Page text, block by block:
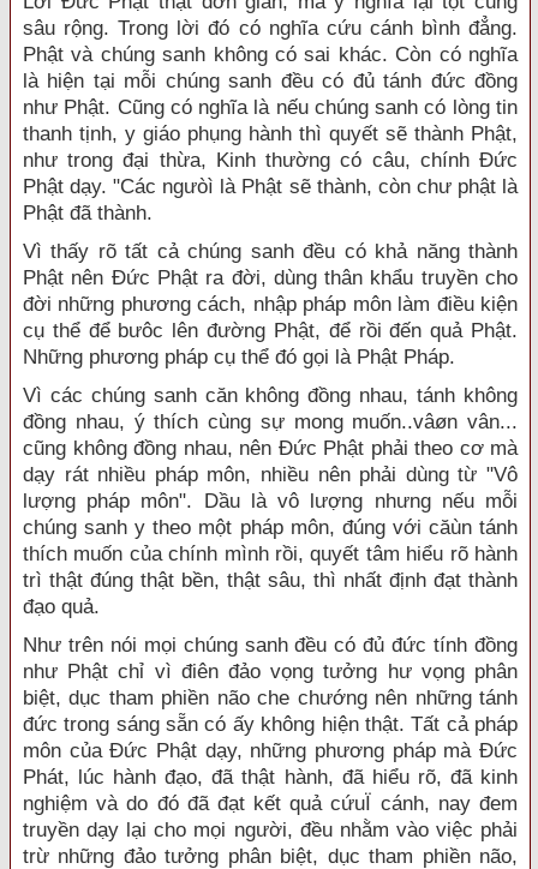
sâu rộng. Trong lời đó có nghĩa cứu cánh bình đẳng.
Phật và chúng sanh không có sai khác. Còn có nghĩa
là hiện tại mỗi chúng sanh đều có đủ tánh đức đồng
như Phật. Cũng có nghĩa là nếu chúng sanh có lòng tin
thanh tịnh, y giáo phụng hành thì quyết sẽ thành Phật,
như trong đại thừa, Kinh thường có câu, chính Đức
Phật dạy. "Các ngưòì là Phật sẽ thành, còn chư phật là
Phật đã thành.
Vì thấy rõ tất cả chúng sanh đều có khả năng thành
Phật nên Đức Phật ra đời, dùng thân khẩu truyền cho
đời những phương cách, nhập pháp môn làm điều kiện
cụ thể để bưôc lên đường Phật, để rồi đến quả Phật.
Những phương pháp cụ thể đó gọi là Phật Pháp.
Vì các chúng sanh căn không đồng nhau, tánh không
đồng nhau, ý thích cùng sự mong muốn..vâøn vân...
cũng không đồng nhau, nên Đức Phật phải theo cơ mà
dạy rát nhiều pháp môn, nhiều nên phải dùng từ "Vô
lượng pháp môn". Dầu là vô lượng nhưng nếu mỗi
chúng sanh y theo một pháp môn, đúng với căùn tánh
thích muốn của chính mình rồi, quyết tâm hiểu rõ hành
trì thật đúng thật bền, thật sâu, thì nhất định đạt thành
đạo quả.
Như trên nói mọi chúng sanh đều có đủ đức tính đồng
như Phật chỉ vì điên đảo vọng tưởng hư vọng phân
biệt, dục tham phiền não che chướng nên những tánh
đức trong sáng sẵn có ấy không hiện thật. Tất cả pháp
môn của Đức Phật dạy, những phương pháp mà Đức
Phát, lúc hành đạo, đã thật hành, đã hiểu rõ, đã kinh
nghiệm và do đó đã đạt kết quả cứuÏ cánh, nay đem
truyền dạy lại cho mọi người, đều nhằm vào việc phải
trừ những đảo tưởng phân biệt, dục tham phiền não,